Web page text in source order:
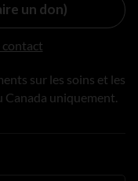
un don)
contact
sur les soins et les
Canada uniquement.